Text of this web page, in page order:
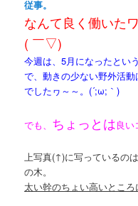
従事。
なんて良く働いた
( ￣▽)ゞ
今週は、5月になったとい
で、動きの少ない野外活
でしたヮ～～。(´;ω;｀)
でも、 ちょっとは良い
上写真(↑)に写っているの
の木。
太い幹のちょい高いとこ